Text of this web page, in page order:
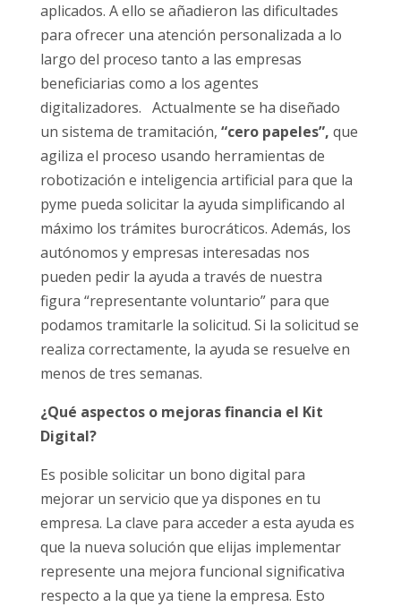
aplicados. A ello se añadieron las dificultades
para ofrecer una atención personalizada a lo
largo del proceso tanto a las empresas
beneficiarias como a los agentes
digitalizadores. Actualmente se ha diseñado
un sistema de tramitación, “cero papeles”, que
agiliza el proceso usando herramientas de
robotización e inteligencia artificial para que la
pyme pueda solicitar la ayuda simplificando al
máximo los trámites burocráticos. Además, los
autónomos y empresas interesadas nos
pueden pedir la ayuda a través de nuestra
figura “representante voluntario” para que
podamos tramitarle la solicitud. Si la solicitud se
realiza correctamente, la ayuda se resuelve en
menos de tres semanas.
¿Qué aspectos o mejoras financia el Kit
Digital?
Es posible solicitar un bono digital para
mejorar un servicio que ya dispones en tu
empresa. La clave para acceder a esta ayuda es
que la nueva solución que elijas implementar
represente una mejora funcional significativa
respecto a la que ya tiene la empresa. Esto